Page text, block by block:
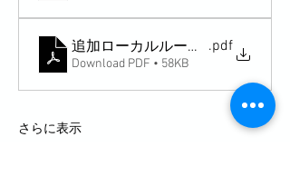
追加ローカルルール (11)
.pdf
Download PDF • 58KB
さらに表示